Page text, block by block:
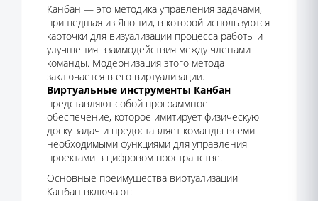
Канбан — это методика управления задачами,
пришедшая из Японии, в которой используются
карточки для визуализации процесса работы и
улучшения взаимодействия между членами
команды. Модернизация этого метода
заключается в его виртуализации.
Виртуальные инструменты Канбан
представляют собой программное
обеспечение, которое имитирует физическую
доску задач и предоставляет команды всеми
необходимыми функциями для управления
проектами в цифровом пространстве.
Основные преимущества виртуализации
Канбан включают: